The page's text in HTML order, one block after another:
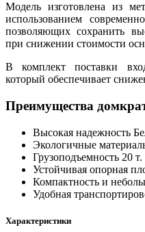
Модель изготовлена из
использованием
позволяющих сохранить
при снижении стоимости
В комплект поставки
который обеспечивает
Преимущества
Высокая надежность
Экологичные
Грузоподъемность 20 т.
Устойчивая опорная
Компактность и
Удобная
Характеристики